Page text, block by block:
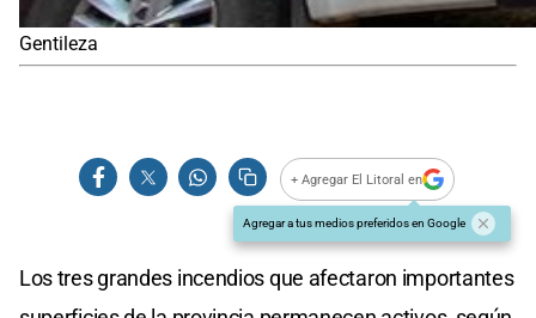
Gentileza
+ Agregar El Litoral en
Agregar a tus medios preferidos en Google
Los tres grandes incendios que afectaron importantes